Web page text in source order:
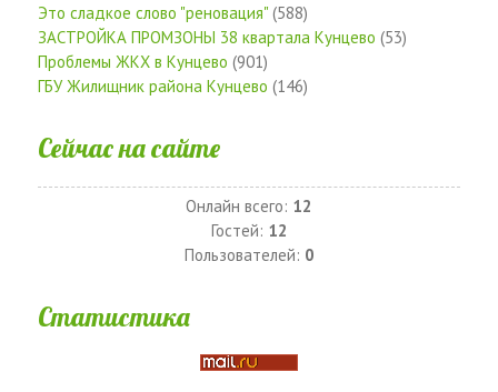
Это сладкое слово "реновация" (588)
ЗАСТРОЙКА ПРОМЗОНЫ 38 квартала Кунцево (53)
Проблемы ЖКХ в Кунцево (901)
ГБУ Жилищник района Кунцево (146)
Сейчас на сайте
Онлайн всего: 12
Гостей: 12
Пользователей: 0
Статистика